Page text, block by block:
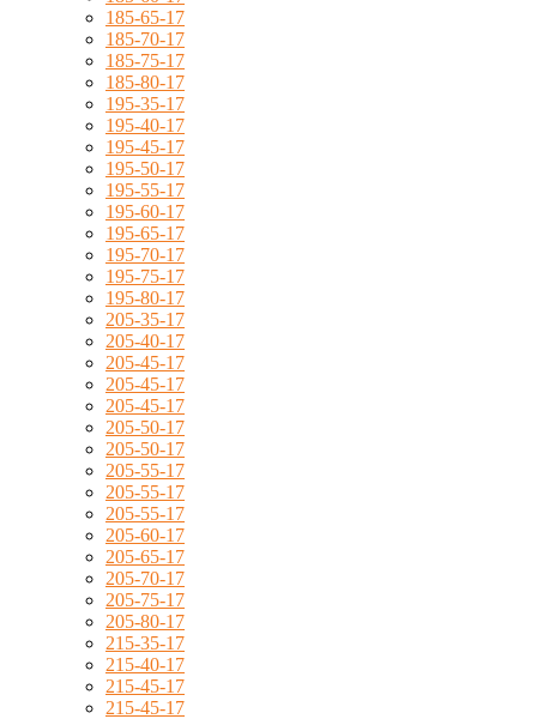
185-65-17
185-70-17
185-75-17
185-80-17
195-35-17
195-40-17
195-45-17
195-50-17
195-55-17
195-60-17
195-65-17
195-70-17
195-75-17
195-80-17
205-35-17
205-40-17
205-45-17
205-45-17
205-45-17
205-50-17
205-50-17
205-55-17
205-55-17
205-55-17
205-60-17
205-65-17
205-70-17
205-75-17
205-80-17
215-35-17
215-40-17
215-45-17
215-45-17